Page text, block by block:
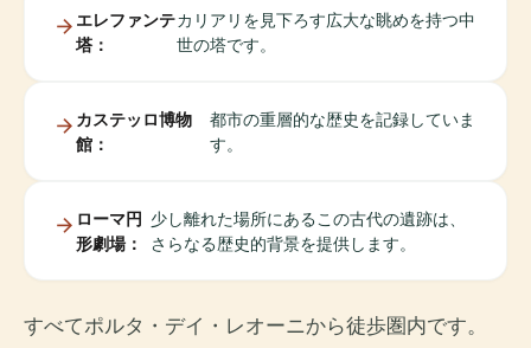
エレファンテ
塔：
カリアリを見下ろす広大な眺めを持つ中
世の塔です。
カステッロ博物
館：
都市の重層的な歴史を記録していま
す。
ローマ円
形劇場：
少し離れた場所にあるこの古代の遺跡は、
さらなる歴史的背景を提供します。
すべてポルタ・デイ・レオーニから徒歩圏内です。